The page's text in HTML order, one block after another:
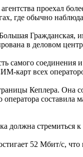
проехал
где обычно
Гражданская,
в деловом
соединения
карт всех
Кеплера. Она
должна
52 Мбит/с,